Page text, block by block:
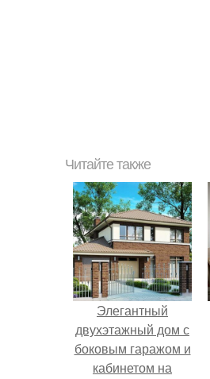
Читайте также
Элегантный
двухэтажный дом с
боковым гаражом и
кабинетом на